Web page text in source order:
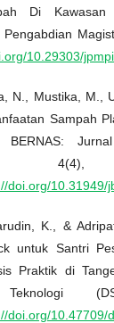
Di
10.29303/
N., Mustika, M.,
Sampah
BERNAS:
4(4),
doi.org/10.31949/
K., &
untuk Santri
Praktik di
doi.org/10.47709/